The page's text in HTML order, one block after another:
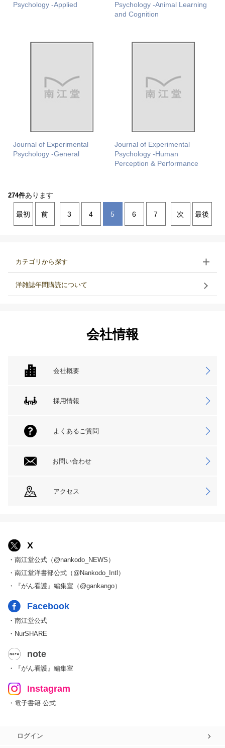
Psychology -Applied
Psychology -Animal Learning
and Cognition
Journal of Experimental
Psychology -General
Journal of Experimental
Psychology -Human
Perception & Performance
274件あります
最初 前 3 4 5 6 7 次 最後
カテゴリから探す
洋雑誌年間購読について
会社情報
会社概要
採用情報
よくあるご質問
お問い合わせ
アクセス
X
・南江堂公式（@nankodo_NEWS）
・南江堂洋書部公式（@Nankodo_Intl）
・『がん看護』編集室（@gankango）
Facebook
・南江堂公式
・NurSHARE
note
・『がん看護』編集室
Instagram
・電子書籍 公式
ログイン